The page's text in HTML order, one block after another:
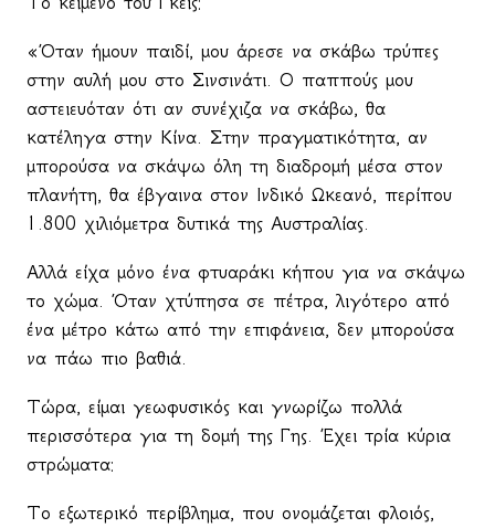
«Όταν ήμουν παιδί, μου άρεσε να σκάβω τρύπες
στην αυλή μου στο Σινσινάτι. Ο παππούς μου
αστειευόταν ότι αν συνέχιζα να σκάβω, θα
κατέληγα στην Κίνα. Στην πραγματικότητα, αν
μπορούσα να σκάψω όλη τη διαδρομή μέσα στον
πλανήτη, θα έβγαινα στον Ινδικό Ωκεανό, περίπου
1.800 χιλιόμετρα δυτικά της Αυστραλίας.
Αλλά είχα μόνο ένα φτυαράκι κήπου για να σκάψω
το χώμα. Όταν χτύπησα σε πέτρα, λιγότερο από
ένα μέτρο κάτω από την επιφάνεια, δεν μπορούσα
να πάω πιο βαθιά.
Τώρα, είμαι γεωφυσικός και γνωρίζω πολλά
περισσότερα για τη δομή της Γης. Έχει τρία κύρια
στρώματα:
Το εξωτερικό περίβλημα, που ονομάζεται φλοιός,